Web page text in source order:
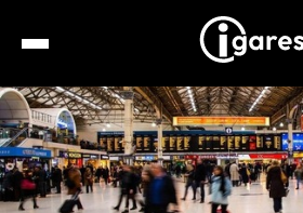
Location
Hôtels